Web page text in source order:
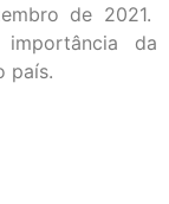
de 2021.
da
país.